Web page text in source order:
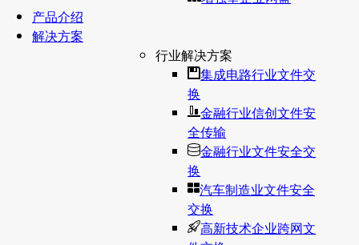
产品介绍
解决方案
行业解决方案
集成电路行业文件交
换
金融行业信创文件安
全传输
金融行业文件安全交
换
汽车制造业文件安全
交换
高新技术企业跨网文